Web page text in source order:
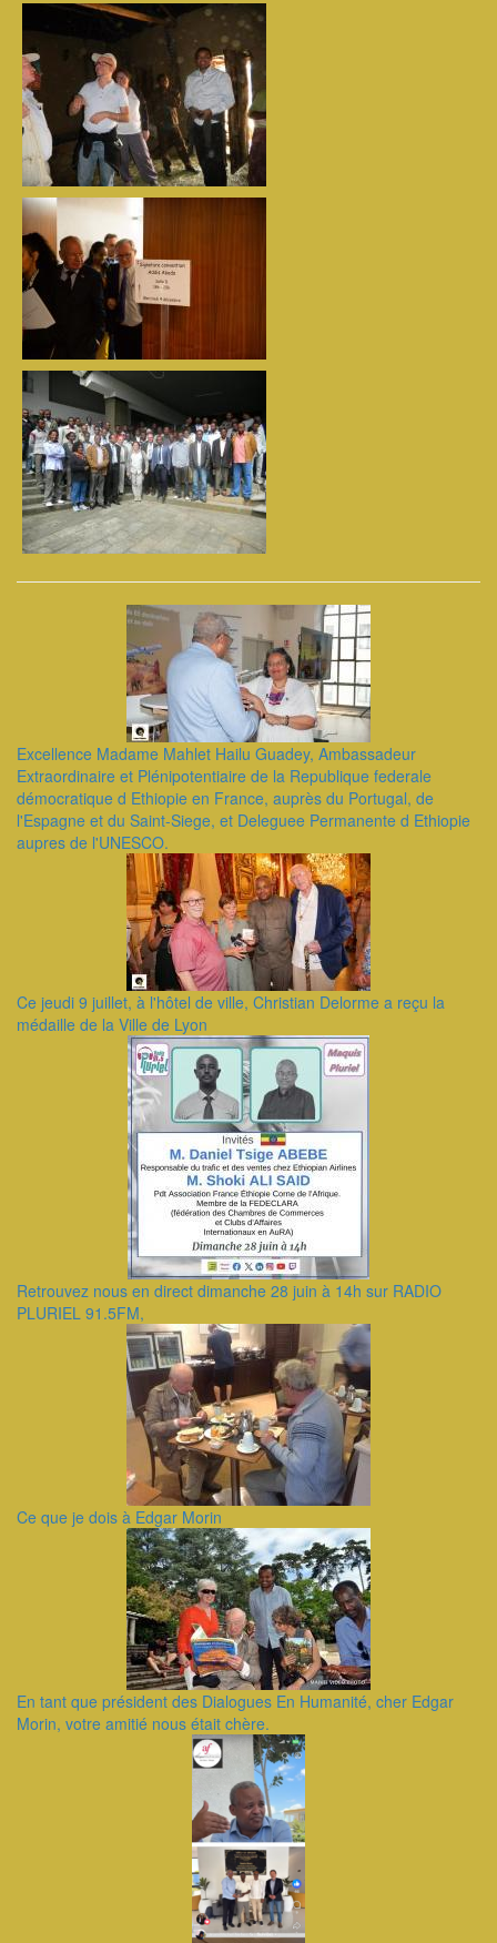
Excellence Madame Mahlet Hailu Guadey, Ambassadeur
Extraordinaire et Plénipotentiaire de la Republique federale
démocratique d Ethiopie en France, auprès du Portugal, de
l'Espagne et du Saint-Siege, et Deleguee Permanente d Ethiopie
aupres de l'UNESCO.
Ce jeudi 9 juillet, à l'hôtel de ville, Christian Delorme a reçu la
médaille de la Ville de Lyon
Retrouvez nous en direct dimanche 28 juin à 14h sur RADIO
PLURIEL 91.5FM,
Ce que je dois à Edgar Morin
En tant que président des Dialogues En Humanité, cher Edgar
Morin, votre amitié nous était chère.